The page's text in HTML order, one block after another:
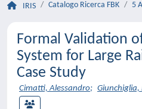
IRIS Catalogo Ricerca FBK 5
Formal Validation
System for Large
Case Study
Cimatti, Alessandro; Giunchiglia,